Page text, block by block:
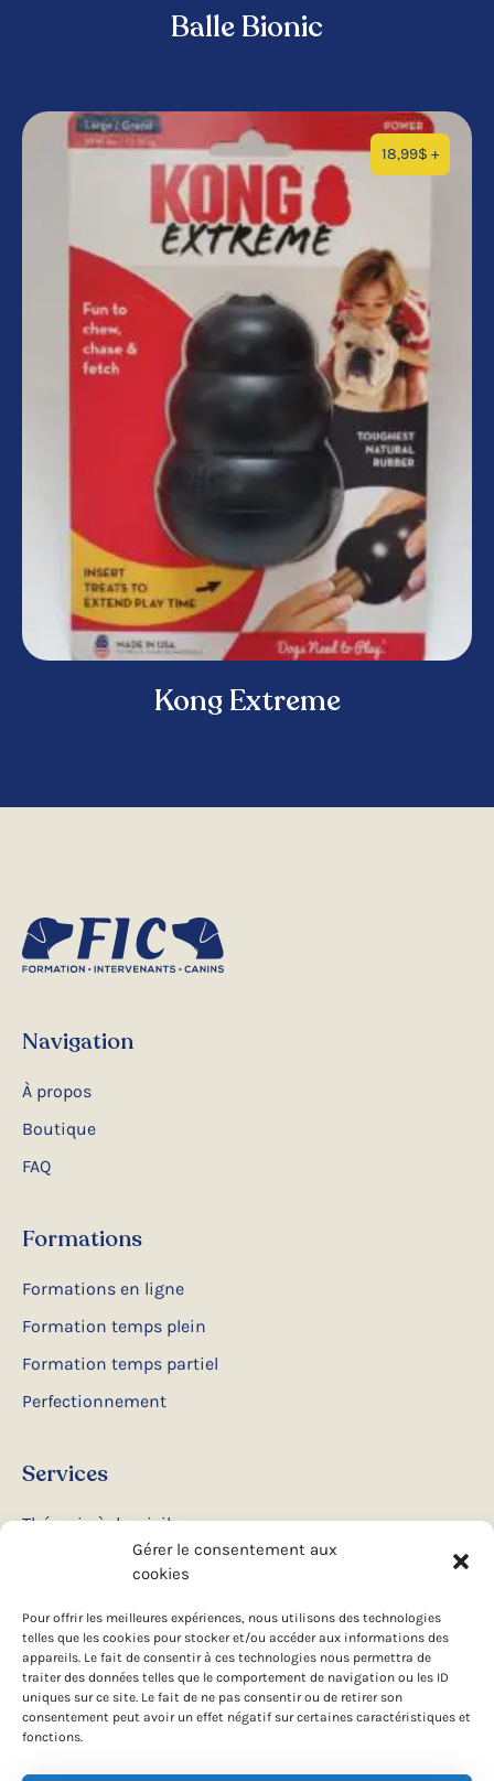
Gérer le consentement aux
cookies
Pour offrir les meilleures expériences, nous utilisons des technologies
telles que les cookies pour stocker et/ou accéder aux informations des
appareils. Le fait de consentir à ces technologies nous permettra de
traiter des données telles que le comportement de navigation ou les ID
uniques sur ce site. Le fait de ne pas consentir ou de retirer son
consentement peut avoir un effet négatif sur certaines caractéristiques et
fonctions.
Balle Bionic
18,99$ +
Kong Extreme
Navigation
À propos
Boutique
FAQ
Formations
Formations en ligne
Formation temps plein
Formation temps partiel
Perfectionnement
Services
Thérapie à domicile
Ateliers et conférences
Suivez-nous
Facebook